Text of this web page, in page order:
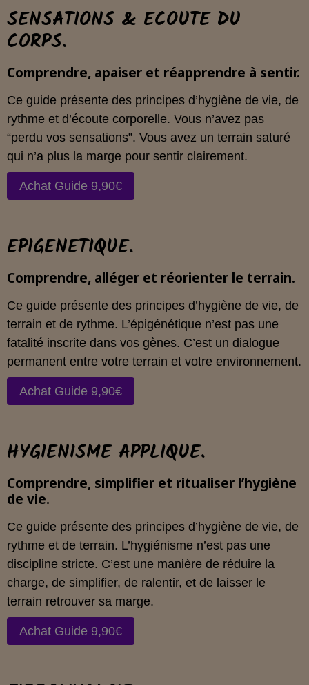
SENSATIONS & ECOUTE DU
CORPS.
Comprendre, apaiser et réapprendre à sentir.
Ce guide présente des principes d’hygiène de vie, de
rythme et d’écoute corporelle. Vous n’avez pas
“perdu vos sensations”. Vous avez un terrain saturé
qui n’a plus la marge pour sentir clairement.
Achat Guide 9,90€
EPIGENETIQUE.
Comprendre, alléger et réorienter le terrain.
Ce guide présente des principes d’hygiène de vie, de
terrain et de rythme. L’épigénétique n’est pas une
fatalité inscrite dans vos gènes. C’est un dialogue
permanent entre votre terrain et votre environnement.
Achat Guide 9,90€
HYGIENISME APPLIQUE.
Comprendre, simplifier et ritualiser l’hygiène
de vie.
Ce guide présente des principes d’hygiène de vie, de
rythme et de terrain. L’hygiénisme n’est pas une
discipline stricte. C’est une manière de réduire la
charge, de simplifier, de ralentir, et de laisser le
terrain retrouver sa marge.
Achat Guide 9,90€